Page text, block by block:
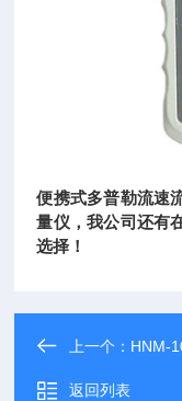
便携式多普勒流速
量仪，我公司还有
选择！
上一个： HNM-
返回列表